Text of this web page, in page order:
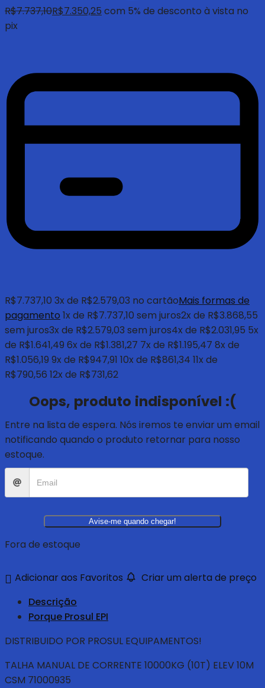
R$7.737,10R$7.350,25 com 5% de desconto à vista no
pix
R$7.737,10 3x de R$2.579,03 no cartãoMais formas de
pagamento 1x de R$7.737,10 sem juros2x de R$3.868,55
sem juros3x de R$2.579,03 sem juros4x de R$2.031,95 5x
de R$1.641,49 6x de R$1.381,27 7x de R$1.195,47 8x de
R$1.056,19 9x de R$947,91 10x de R$861,34 11x de
R$790,56 12x de R$731,62
Oops, produto indisponível :(
Entre na lista de espera. Nós iremos te enviar um email
notificando quando o produto retornar para nosso
estoque.
Avise-me quando chegar!
Fora de estoque
Adicionar aos Favoritos
Criar um alerta de preço
Descrição
Porque Prosul EPI
DISTRIBUIDO POR PROSUL EQUIPAMENTOS!
TALHA MANUAL DE CORRENTE 10000KG (10T) ELEV 10M
CSM 71000935